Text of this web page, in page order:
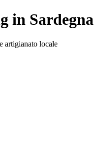
in Sardegna
artigianato locale